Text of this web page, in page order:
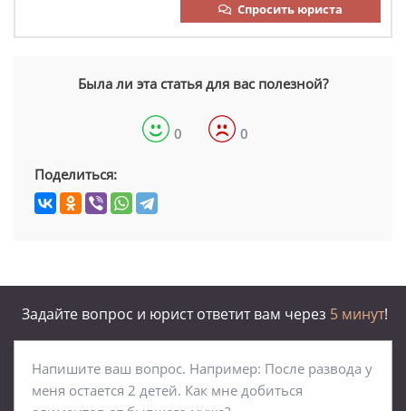
Спросить юриста
Была ли эта статья для вас полезной?
0 0
Поделиться:
Задайте вопрос и юрист ответит вам через 5 минут!